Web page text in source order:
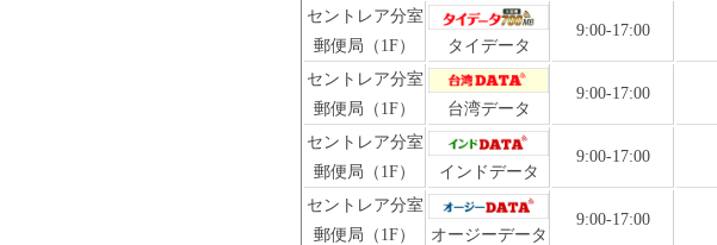
セントレア分室
郵便局（1F）
タイデータ
9:00-17:00
セントレア分室
郵便局（1F）
台湾データ
9:00-17:00
セントレア分室
郵便局（1F）
インドデータ
9:00-17:00
セントレア分室
郵便局（1F）
オージーデータ
9:00-17:00